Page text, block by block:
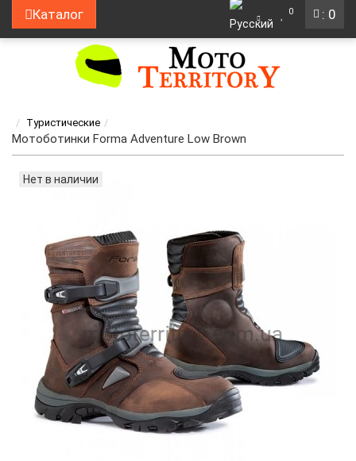
: 0
Каталог 0
Туристические
Мотоботинки Forma Adventure Low Brown
Нет в наличии